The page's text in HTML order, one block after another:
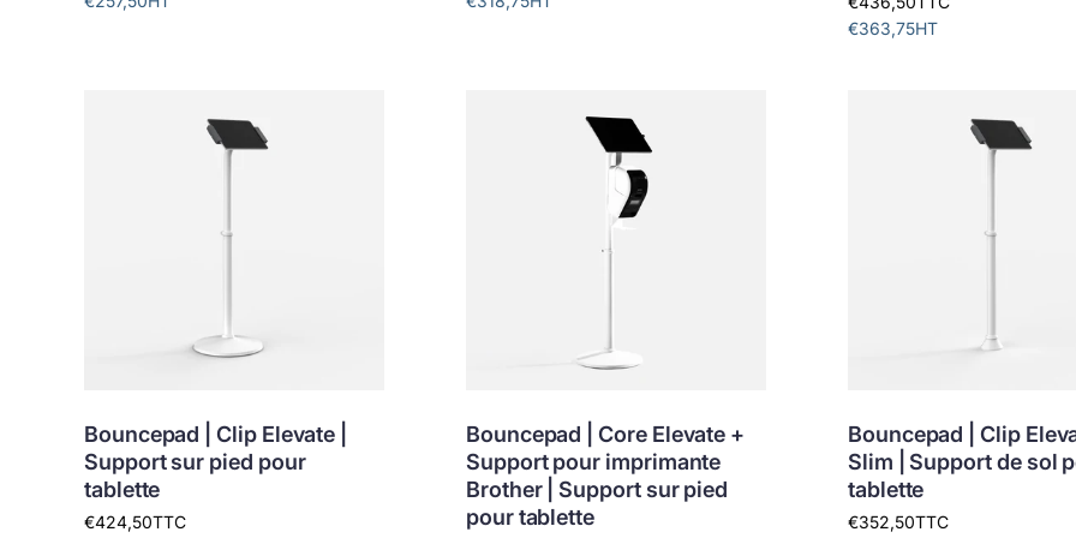
€363,75HT
Bouncepad | Clip Elevate |
Support sur pied pour
tablette
€424,50TTC
Bouncepad | Core Elevate +
Support pour imprimante
Brother | Support sur pied
pour tablette
Bouncepad | Clip
Slim | Support de sol
tablette
€352,50TTC